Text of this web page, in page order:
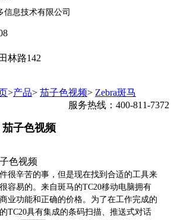
息技术有限公司
林路142
>产品> 茄子色视频> Zebra斑马
服务热线：400-811-7372
子色视频
辛苦的事，但是现在找到合适的工具来
易的。来自斑马的TC20移动电脑拥有
商业功能和正确的价格。为了在工作完成的
的TC20具有集成的条码扫描、推送式对话